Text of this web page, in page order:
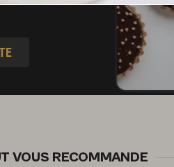
VOUS RECOMMANDE